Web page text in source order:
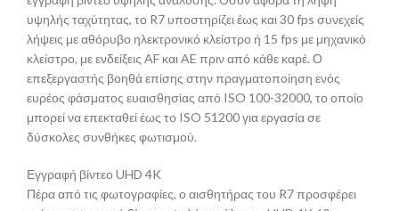
υψηλής ταχύτητας, το R7 υποστηρίζει έως και 30 fps συνεχείς
λήψεις με αθόρυβο ηλεκτρονικό κλείστρο ή 15 fps με μηχανικό
κλείστρο, με ενδείξεις AF και AE πριν από κάθε καρέ. Ο
επεξεργαστής βοηθά επίσης στην πραγματοποίηση ενός
ευρέος φάσματος ευαισθησίας από ISO 100-32000, το οποίο
μπορεί να επεκταθεί έως το ISO 51200 για εργασία σε
δύσκολες συνθήκες φωτισμού.
Εγγραφή βίντεο UHD 4K
Πέρα από τις φωτογραφίες, ο αισθητήρας του R7 προσφέρει